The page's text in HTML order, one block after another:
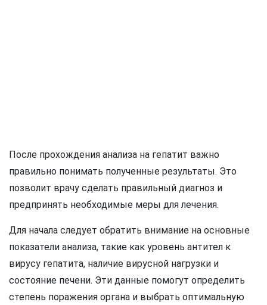
После прохождения анализа на гепатит важно
правильно понимать полученные результаты. Это
позволит врачу сделать правильный диагноз и
предпринять необходимые меры для лечения.
Для начала следует обратить внимание на основные
показатели анализа, такие как уровень антител к
вирусу гепатита, наличие вирусной нагрузки и
состояние печени. Эти данные помогут определить
степень поражения органа и выбрать оптимальную